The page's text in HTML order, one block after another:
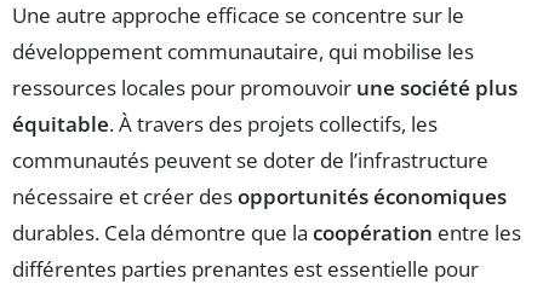
Une autre approche efficace se concentre sur le
développement communautaire, qui mobilise les
ressources locales pour promouvoir une société plus
équitable. À travers des projets collectifs, les
communautés peuvent se doter de l’infrastructure
nécessaire et créer desopportunités économiques
durables. Cela démontre que la coopération entre les
différentes parties prenantes est essentielle pour